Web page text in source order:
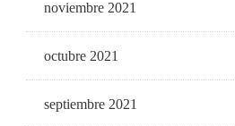
noviembre 2021
octubre 2021
septiembre 2021